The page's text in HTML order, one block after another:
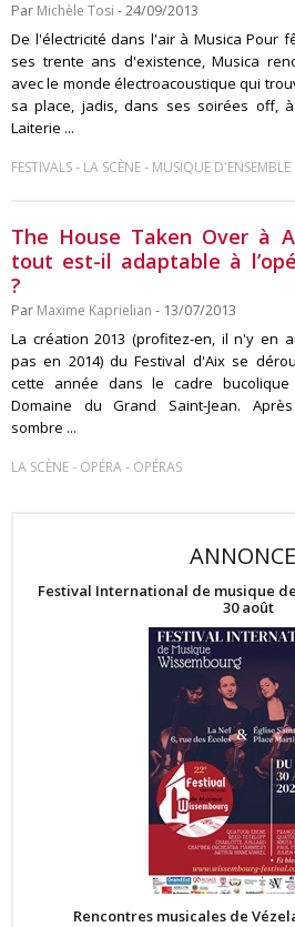
Par Michèle Tosi - 24/09/2013
De l'électricité dans l'air à Musica Pour
ses trente ans d'existence, Musica
avec le monde électroacoustique qui
sa place, jadis, dans ses soirées off,
Laiterie ...
FESTIVALS- LA SCÈNE- MUSIQUE D'ENSEMBLE
The House Taken Over à
tout est-il adaptable à
?
Par Maxime Kaprielian - 13/07/2013
La création 2013 (profitez-en, il n'y en
pas en 2014) du Festival d'Aix se
cette année dans le cadre
Domaine du Grand Saint-Jean.
sombre ...
LA SCÈNE- OPÉRA- OPÉRAS
Festival International de musique
30 août
Rencontres musicales de